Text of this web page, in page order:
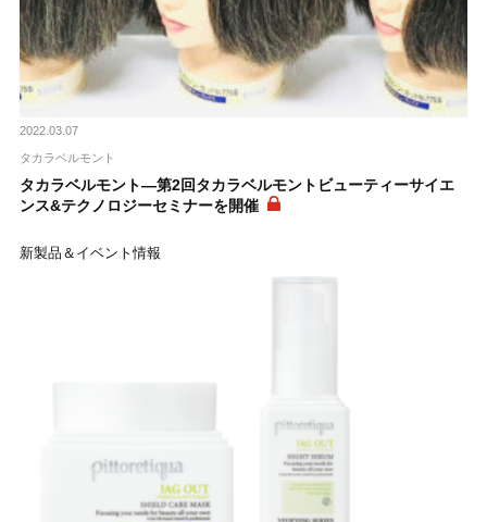
2022.03.07
タカラベルモント
タカラベルモント―第2回タカラベルモントビューティーサイエ
ンス&テクノロジーセミナーを開催
新製品＆イベント情報